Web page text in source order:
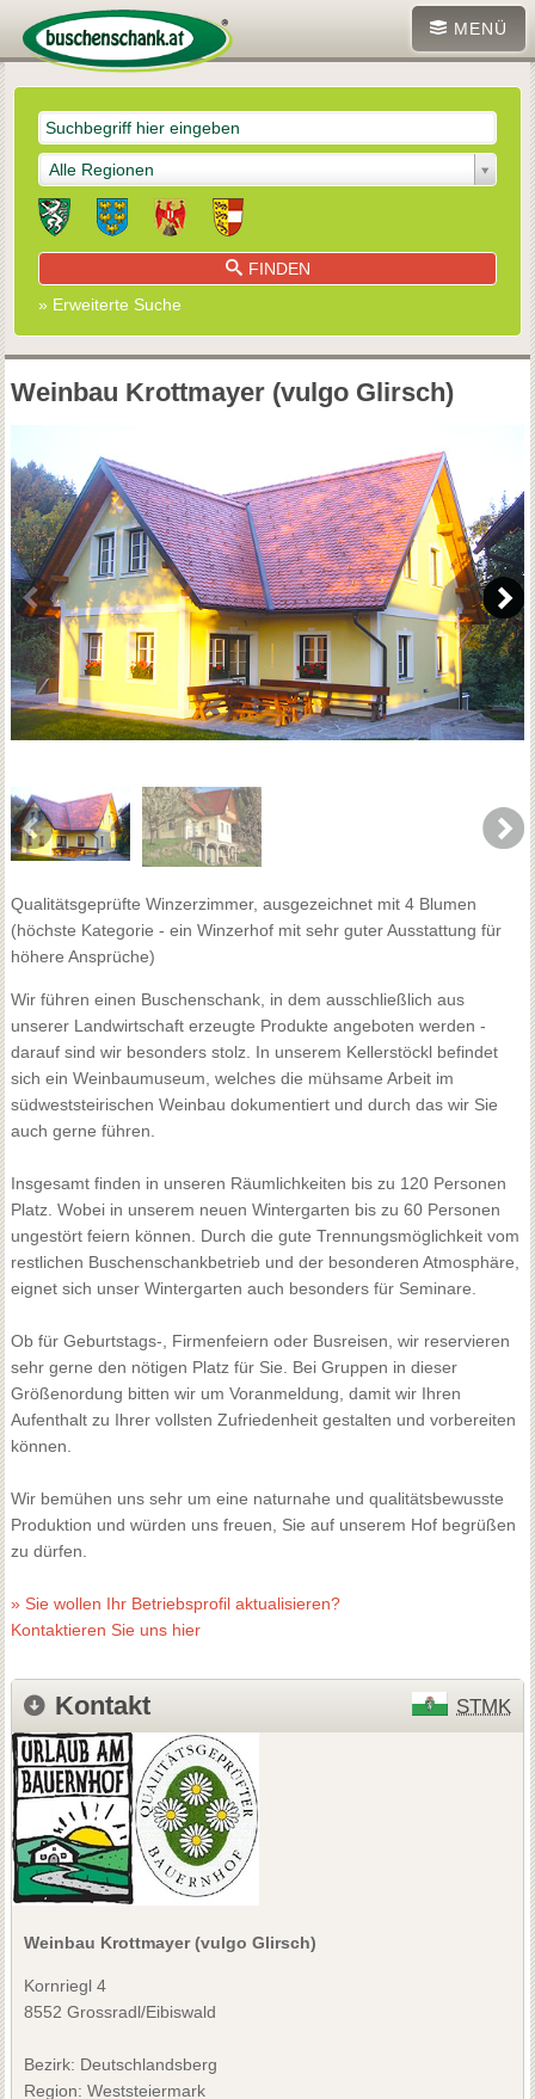
MENÜ
Alle Regionen
FINDEN
» Erweiterte Suche
Weinbau Krottmayer (vulgo Glirsch)
Qualitätsgeprüfte Winzerzimmer, ausgezeichnet mit 4 Blumen
(höchste Kategorie - ein Winzerhof mit sehr guter Ausstattung für
höhere Ansprüche)
Wir führen einen Buschenschank, in dem ausschließlich aus
unserer Landwirtschaft erzeugte Produkte angeboten werden -
darauf sind wir besonders stolz. In unserem Kellerstöckl befindet
sich ein Weinbaumuseum, welches die mühsame Arbeit im
südweststeirischen Weinbau dokumentiert und durch das wir Sie
auch gerne führen.
Insgesamt finden in unseren Räumlichkeiten bis zu 120 Personen
Platz. Wobei in unserem neuen Wintergarten bis zu 60 Personen
ungestört feiern können. Durch die gute Trennungsmöglichkeit vom
restlichen Buschenschankbetrieb und der besonderen Atmosphäre,
eignet sich unser Wintergarten auch besonders für Seminare.
Ob für Geburtstags-, Firmenfeiern oder Busreisen, wir reservieren
sehr gerne den nötigen Platz für Sie. Bei Gruppen in dieser
Größenordung bitten wir um Voranmeldung, damit wir Ihren
Aufenthalt zu Ihrer vollsten Zufriedenheit gestalten und vorbereiten
können.
Wir bemühen uns sehr um eine naturnahe und qualitätsbewusste
Produktion und würden uns freuen, Sie auf unserem Hof begrüßen
zu dürfen.
» Sie wollen Ihr Betriebsprofil aktualisieren?
Kontaktieren Sie uns hier
Kontakt STMK
Weinbau Krottmayer (vulgo Glirsch)
Kornriegl 4
8552 Grossradl/Eibiswald
Bezirk: Deutschlandsberg
Region: Weststeiermark